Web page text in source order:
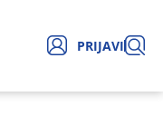
PRIJAVI